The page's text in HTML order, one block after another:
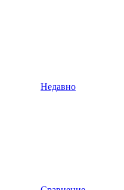
Недавно